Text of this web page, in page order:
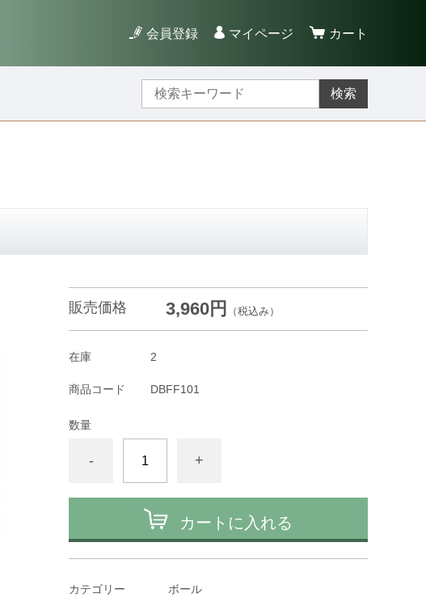
会員登録 マイページ カート
検索
販売価格 3,960円 （税込み）
在庫 2
商品コード DBFF101
数量
- +
カートに入れる
カテゴリー ボール